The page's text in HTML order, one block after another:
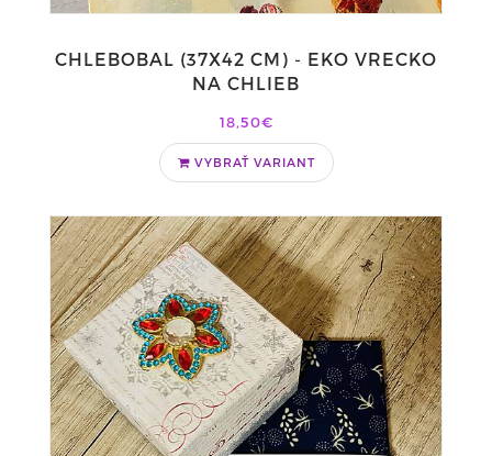
CHLEBOBAL (37X42 CM) - EKO VRECKO
NA CHLIEB
18,50€
VYBRAŤ VARIANT